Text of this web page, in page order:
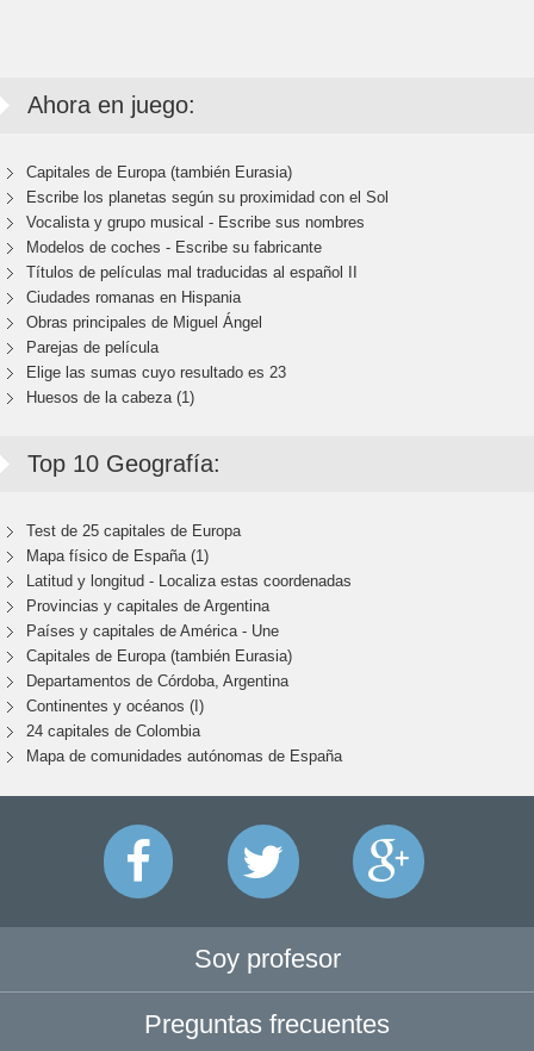
Ahora en juego:
Capitales de Europa (también Eurasia)
Escribe los planetas según su proximidad con el Sol
Vocalista y grupo musical - Escribe sus nombres
Modelos de coches - Escribe su fabricante
Títulos de películas mal traducidas al español II
Ciudades romanas en Hispania
Obras principales de Miguel Ángel
Parejas de película
Elige las sumas cuyo resultado es 23
Huesos de la cabeza (1)
Top 10 Geografía:
Test de 25 capitales de Europa
Mapa físico de España (1)
Latitud y longitud - Localiza estas coordenadas
Provincias y capitales de Argentina
Países y capitales de América - Une
Capitales de Europa (también Eurasia)
Departamentos de Córdoba, Argentina
Continentes y océanos (I)
24 capitales de Colombia
Mapa de comunidades autónomas de España
Soy profesor
Preguntas frecuentes